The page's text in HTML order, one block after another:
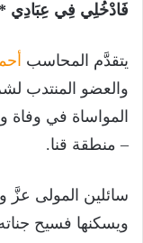
فَادْخُلِي فِي عِبَادِي
يتقدَّم المحاسب
والعضو المنتدب
المواساة في وفاة
– منطقة قنا.
سائلين المولى عزَّ
ويسكنها فسيح